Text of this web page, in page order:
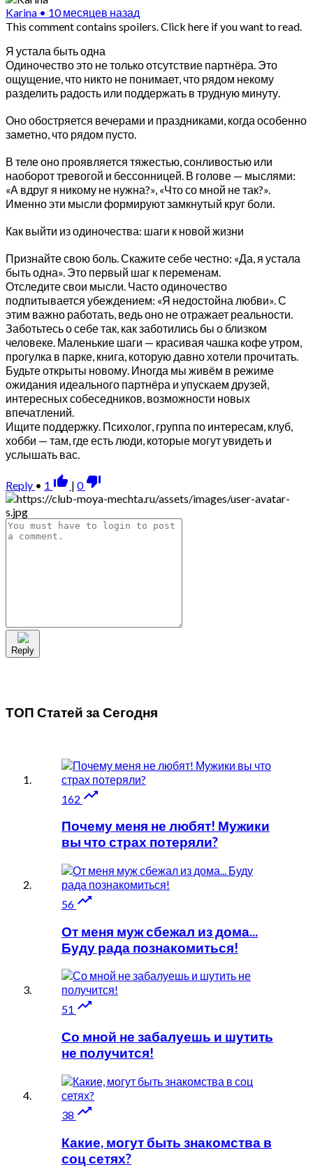
Karina • 10 месяцев назад
This comment contains spoilers.Click here if you want to read.
Я устала быть одна
Одиночество это не только отсутствие партнёра. Это
ощущение, что никто не понимает, что рядом некому
разделить радость или поддержать в трудную минуту.
Оно обостряется вечерами и праздниками, когда особенно
заметно, что рядом пусто.
В теле оно проявляется тяжестью, сонливостью или
наоборот тревогой и бессонницей. В голове — мыслями:
«А вдруг я никому не нужна?», «Что со мной не так?».
Именно эти мысли формируют замкнутый круг боли.
Как выйти из одиночества: шаги к новой жизни
Признайте свою боль. Скажите себе честно: «Да, я устала
быть одна». Это первый шаг к переменам.
Отследите свои мысли. Часто одиночество
подпитывается убеждением: «Я недостойна любви». С
этим важно работать, ведь оно не отражает реальности.
Заботьтесь о себе так, как заботились бы о близком
человеке. Маленькие шаги — красивая чашка кофе утром,
прогулка в парке, книга, которую давно хотели прочитать.
Будьте открыты новому. Иногда мы живём в режиме
ожидания идеального партнёра и упускаем друзей,
интересных собеседников, возможности новых
впечатлений.
Ищите поддержку. Психолог, группа по интересам, клуб,
хобби — там, где есть люди, которые могут увидеть и
услышать вас.
Reply • 1 thumb_up_alt | 0 thumb_down_alt
Reply
ТОП Статей заСегодня
162 
Почему меня не любят! Мужики
вы что страх потеряли?
56 
От меня муж сбежал из дома...
Буду рада познакомиться!
51 
Со мной не забалуешь и шутить
не получится!
38 
Какие, могут быть знакомства в
соц сетях?